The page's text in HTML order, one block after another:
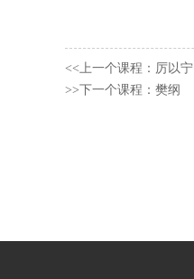
<<上一个课程：厉以宁
>>下一个课程：樊纲